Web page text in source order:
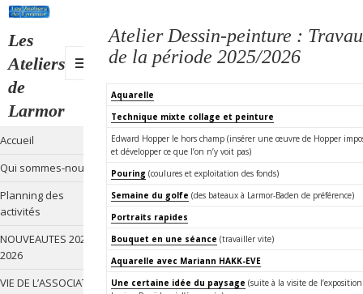
Les
Ateliers
de
Larmor
WIDGETS
Accueil
Qui sommes-nous ?
Planning des
activités
NOUVEAUTES 2025-
2026
VIE DE L’ASSOCIATION
Atelier Dessin-peinture :
de la période 2025/2026
Aquarelle
Technique mixte collage et peinture
Edward Hopper le hors champ (insérer une œuvre de Hopper
et développer ce que l’on n’y voit pas)
Pouring (coulures et exploitation des fonds)
Semaine du golfe (des bateaux à Larmor-Baden de préférence)
Portraits rapides
Bouquet en une séance (travailler vite)
Aquarelle avec Mariann HAKK-EVE
Une certaine idée du paysage (suite à la visite de l’exposition